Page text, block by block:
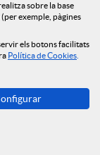
com el Fons
Principis de la
(PRI).
sobre la base
exemple, pàgines
els botons facilitats
Política de Cookies